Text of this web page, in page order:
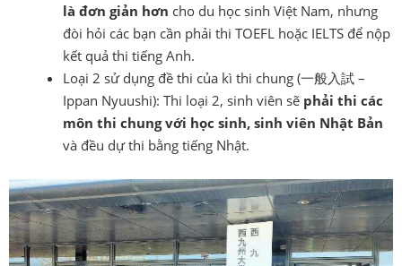
là đơn giản hơn cho du học sinh Việt Nam, nhưng
đòi hỏi các bạn cần phải thi TOEFL hoặc IELTS để nộp
kết quả thi tiếng Anh.
Loại 2 sử dụng đề thi của kì thi chung (一般入試 –
Ippan Nyuushi): Thi loại 2, sinh viên sẽ phải thi các
môn thi chung với học sinh, sinh viên Nhật Bản
và đều dự thi bằng tiếng Nhật.